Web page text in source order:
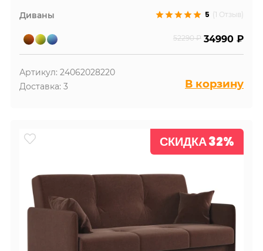
Диваны 5 (1 Отзыв)
52290 ₽ 34990 ₽
Артикул: 24062028220
Доставка: 3
В корзину
СКИДКА 32%